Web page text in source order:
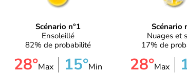
Scénario n°1
Ensoleillé
82% de probabilité
28°Max 15°Min
Scénario
Nuages et
17% de
28°Max